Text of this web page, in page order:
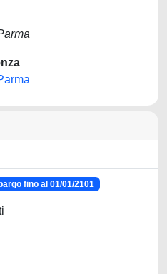
fino al 01/01/2101